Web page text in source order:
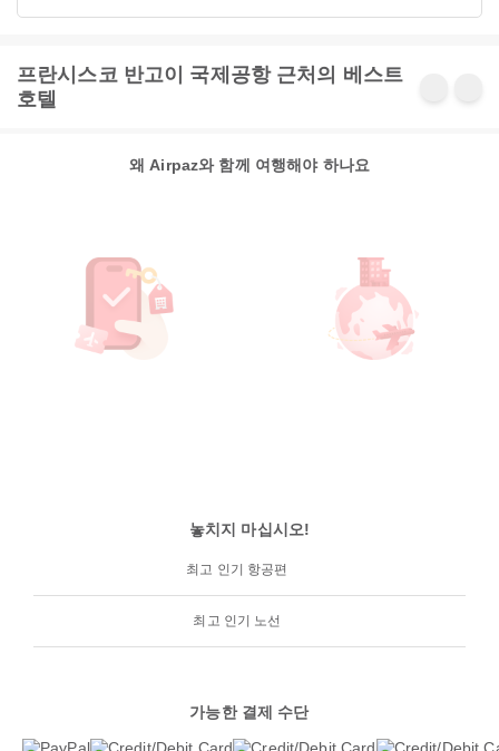
프란시스코 반고이 국제공항 근처의 베스트
호텔
왜 Airpaz와 함께 여행해야 하나요
놓치지 마십시오!
최고 인기 항공편
최고 인기 노선
가능한 결제 수단